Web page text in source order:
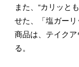
また、“カリッと
せた、「塩ガー
商品は、テイクア
る。